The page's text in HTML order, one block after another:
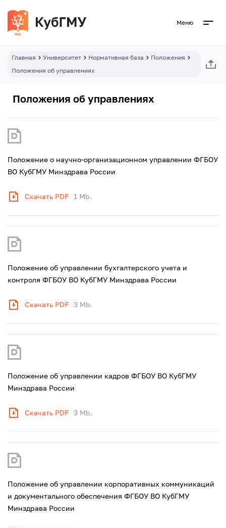
Меню
Главная Университет Нормативная база
Положения
Положения об управлениях
Положения об управлениях
Положение о научно-организационном управлении ФГБОУ
ВО КубГМУ Минздрава России
Скачать PDF 1 Mb.
Положение об управлении бухгалтерского учета и
контроля ФГБОУ ВО КубГМУ Минздрава России
Скачать PDF 3 Mb.
Положение об управлении кадров ФГБОУ ВО КубГМУ
Минздрава России
Скачать PDF 3 Mb.
Положение об управлении корпоративных коммуникаций
и документального обеспечения ФГБОУ ВО КубГМУ
Минздрава России